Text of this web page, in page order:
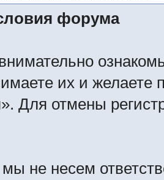
форума
их и желаете
Для отмены
не несем